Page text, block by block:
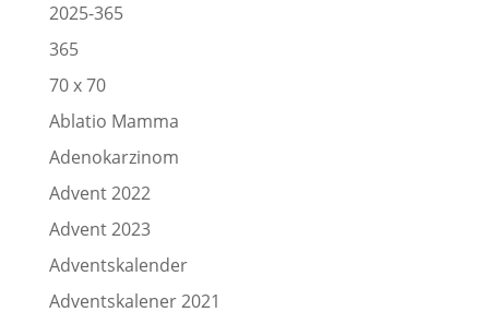
2025-365
365
70 x 70
Ablatio Mamma
Adenokarzinom
Advent 2022
Advent 2023
Adventskalender
Adventskalener 2021